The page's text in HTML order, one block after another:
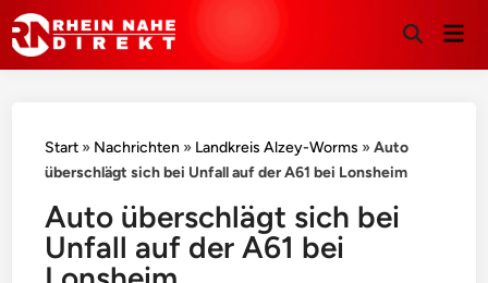
Suche
Start » Nachrichten » Landkreis Alzey-Worms »Auto
überschlägt sich bei Unfall auf der A61 bei Lonsheim
Auto überschlägt sich bei
Unfall auf der A61 bei